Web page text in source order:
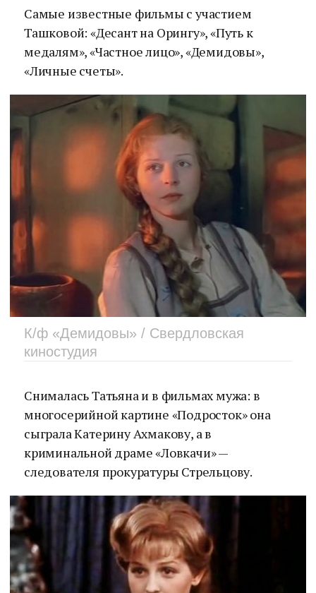
Самые известные фильмы с участием
Ташковой: «Десант на Орингу», «Путь к
медалям», «Частное лицо», «Демидовы»,
«Личные счеты».
К/ф «Демидовы» / Свердловская
киностудия
Снималась Татьяна и в фильмах мужа: в
многосерийной картине «Подросток» она
сыграла Катерину Ахмакову, а в
криминальной драме «Ловкачи» —
следователя прокуратуры Стрельцову.